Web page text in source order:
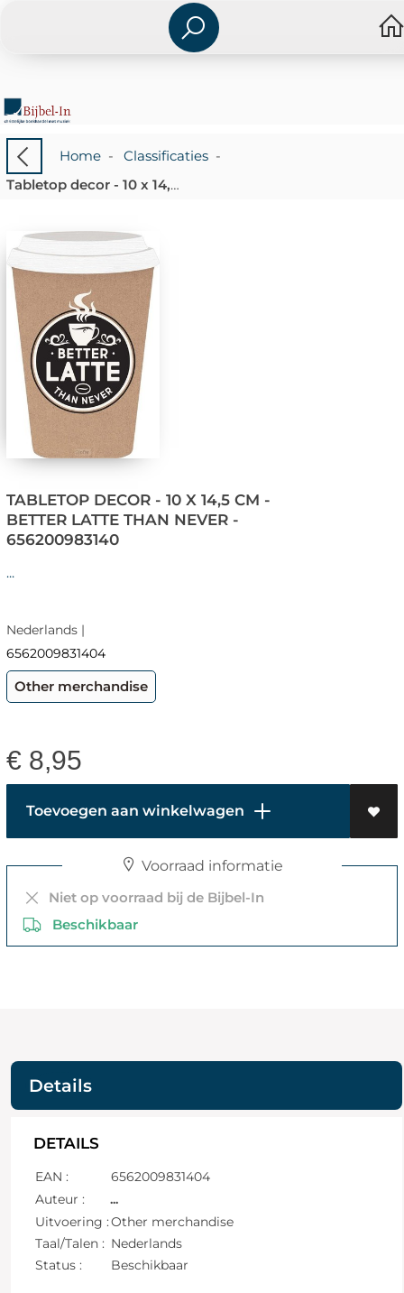
Home- Classificaties-
Tabletop decor - 10 x 14,5 cm - Better Latte than never - 656200983140
TABLETOP DECOR - 10 X 14,5 CM -
BETTER LATTE THAN NEVER -
656200983140
...
Nederlands |
6562009831404
Other merchandise
€ 8,95
Toevoegen aan winkelwagen
Voorraad informatie
Niet op voorraad bij de Bijbel-In
Beschikbaar
Details
DETAILS
EAN :
6562009831404
Auteur :
...
Uitvoering :Other merchandise
Taal/Talen : Nederlands
Status :
Beschikbaar